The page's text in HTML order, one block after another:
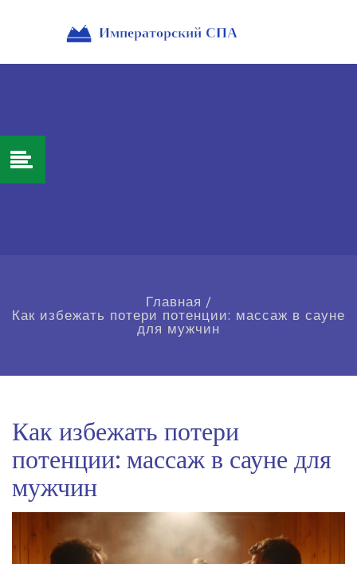
Главная /
Как избежать потери потенции: массаж в сауне
для мужчин
Как избежать потери
потенции: массаж в сауне для
мужчин